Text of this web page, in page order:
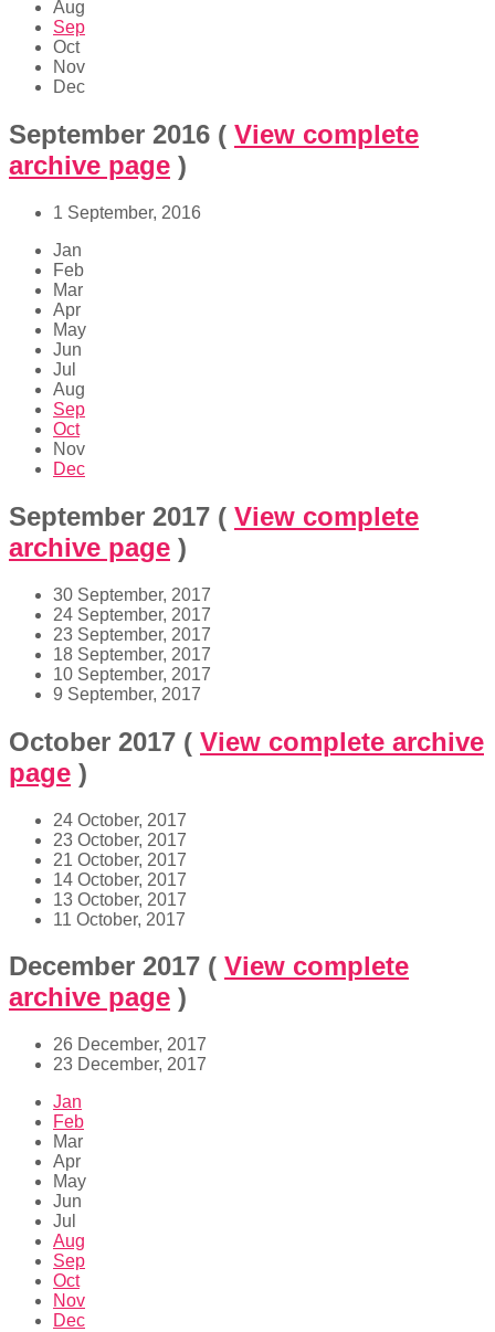
Aug
Sep
Oct
Nov
Dec
September 2016 ( View complete
archive page )
1 September, 2016
Jan
Feb
Mar
Apr
May
Jun
Jul
Aug
Sep
Oct
Nov
Dec
September 2017 ( View complete
archive page )
30 September, 2017
24 September, 2017
23 September, 2017
18 September, 2017
10 September, 2017
9 September, 2017
October 2017 ( View complete archive
page )
24 October, 2017
23 October, 2017
21 October, 2017
14 October, 2017
13 October, 2017
11 October, 2017
December 2017 ( View complete
archive page )
26 December, 2017
23 December, 2017
Jan
Feb
Mar
Apr
May
Jun
Jul
Aug
Sep
Oct
Nov
Dec